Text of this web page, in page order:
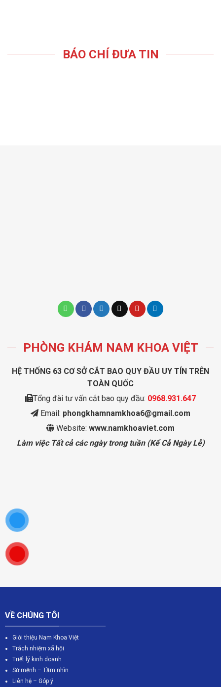
BÁO CHÍ ĐƯA TIN
PHÒNG KHÁM NAM KHOA VIỆT
HỆ THỐNG 63 CƠ SỞ CẮT BAO QUY ĐẦU UY TÍN TRÊN
TOÀN QUỐC
Tổng đài tư vấn cắt bao quy đầu: 0968.931.647
Email: phongkhamnamkhoa6@gmail.com
Website: www.namkhoaviet.com
Làm việc Tất cả các ngày trong tuần (Kể Cả Ngày Lễ)
VỀ CHÚNG TÔI
Giới thiệu Nam Khoa Việt
Trách nhiệm xã hội
Triết lý kinh doanh
Sứ mệnh – Tầm nhìn
Liên hệ – Góp ý